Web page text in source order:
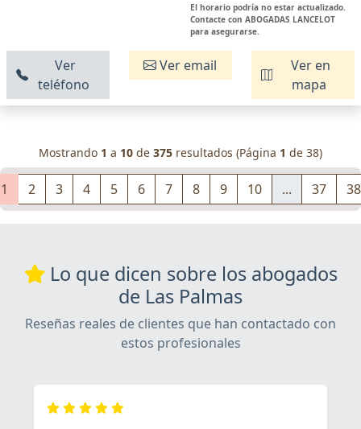
El horario podría no estar actualizado.
Contacte con ABOGADAS LANCELOT
para asegurarse.
Ver
teléfono
Ver email
Ver en
mapa
Mostrando 1 a 10 de 375 resultados (Página 1 de 38)
1 2 3 4 5 6 7 8 9 10 ... 37 38
Lo que dicen sobre los abogados
de Las Palmas
Reseñas reales de clientes que han contactado con
estos profesionales